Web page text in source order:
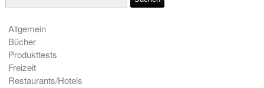
Allgemein
Bücher
Produkttests
Freizeit
Restaurants/Hotels